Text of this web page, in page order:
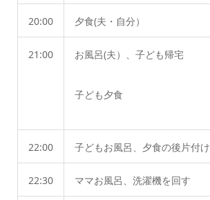
20:00 夕食(夫・自分）
21:00 お風呂(夫）、子ども帰宅
子ども夕食
22:00 子どもお風呂、夕食の後片付け
22:30 ママお風呂、洗濯機を回す